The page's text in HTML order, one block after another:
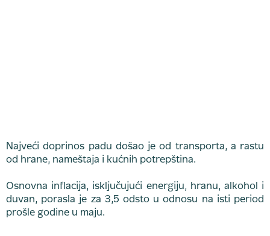
Najveći doprinos padu došao je od transporta, a rastu
od hrane, nameštaja i kućnih potrepština.
Osnovna inflacija, isključujući energiju, hranu, alkohol i
duvan, porasla je za 3,5 odsto u odnosu na isti period
prošle godine u maju.